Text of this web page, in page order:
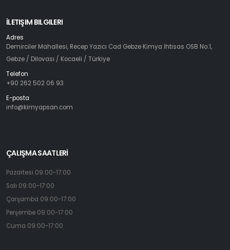
İLETIŞIM BILGILERI
Adres
Demirciler Mahallesi, Recep Yazıcı Cad Gebze Kimya İhtisas OSB No:1,
Gebze / Dilovası / Kocaeli / Türkiye
Telefon
+90 262 502 06 93
E-posta
info@kimyapsan.com
ÇALIŞMA SAATLERİ
Pazartesi 09:00-17:00
Salı 09:00-17:00
Çarşamba 09:00-17:00
Perşembe 09:00-17:00
Cuma 09:00-17:00